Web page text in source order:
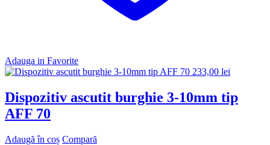
Adauga in Favorite
233,00 lei
Dispozitiv ascutit burghie 3-10mm tip
AFF 70
Adaugă în coș Compară